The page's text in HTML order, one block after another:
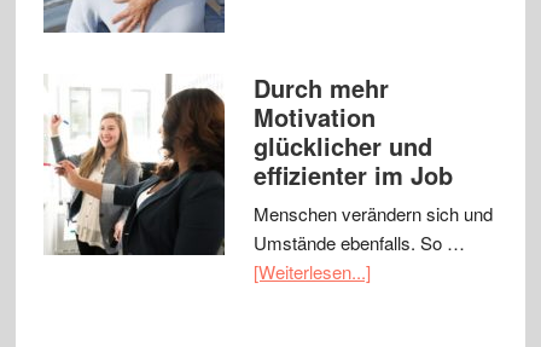
Durch mehr
Motivation
glücklicher und
effizienter im Job
Menschen verändern sich und
Umstände ebenfalls. So …
[Weiterlesen...]